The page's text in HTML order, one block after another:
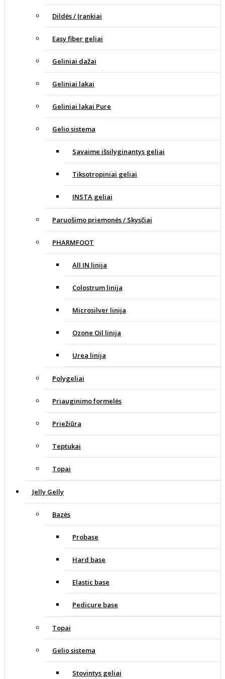
Dildės / Įrankiai
Easy fiber geliai
Geliniai dažai
Geliniai lakai
Geliniai lakai Pure
Gelio sistema
Savaime išsilyginantys geliai
Tiksotropiniai geliai
INSTA geliai
Paruošimo priemonės / Skysčiai
PHARMFOOT
All IN linija
Colostrum linija
Microsilver linija
Ozone Oil linija
Urea linija
Polygeliai
Priauginimo formelės
Priežiūra
Teptukai
Topai
Jelly Gelly
Bazės
Probase
Hard base
Elastic base
Pedicure base
Topai
Gelio sistema
Stovintys geliai